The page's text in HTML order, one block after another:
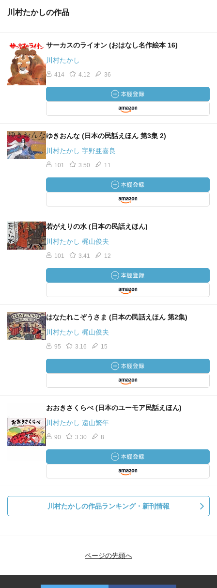
川村たかしの作品
サーカスのライオン (おはなし名作絵本 16)
川村たかし
414 4.12 36
ゆきおんな (日本の民話えほん 第3集 2)
川村たかし 宇野亜喜良
101 3.50 11
若がえりの水 (日本の民話えほん)
川村たかし 梶山俊夫
101 3.41 12
はなたれこぞうさま (日本の民話えほん 第2集)
川村たかし 梶山俊夫
95 3.16 15
おおきさくらべ (日本のユーモア民話えほん)
川村たかし 遠山繁年
90 3.30 8
川村たかしの作品ランキング・新刊情報
ページの先頭へ